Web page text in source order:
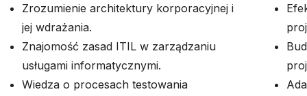
Zrozumienie architektury korporacyjnej i
jej wdrażania.
Znajomość zasad ITIL w zarządzaniu
usługami informatycznymi.
Wiedza o procesach testowania